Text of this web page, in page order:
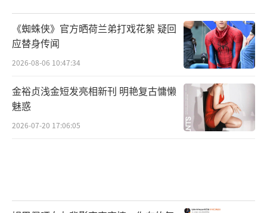
《蜘蛛侠》官方晒荷兰弟打戏花絮 疑回
应替身传闻
2026-08-06 10:47:34
金裕贞浅金短发亮相新刊 明艳复古慵懒
魅惑
2026-07-20 17:06:05